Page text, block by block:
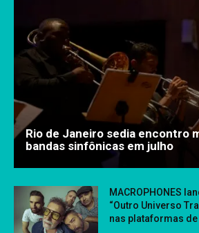
Rio de Janeiro sedia encontro
bandas sinfônicas em julho
MACROPHONES
“Outro Universo
nas plataformas